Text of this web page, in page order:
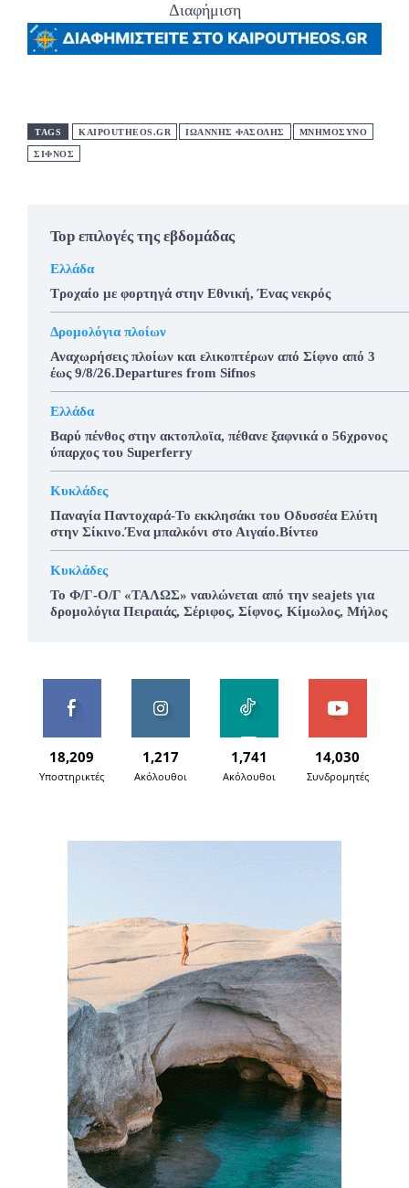
Διαφήμιση
TAGS KAIPOUTHEOS.GR ΙΩΑΝΝΗΣ ΦΑΣΟΛΗΣ ΜΝΗΜΟΣΥΝΟ
ΣΙΦΝΟΣ
Top επιλογές της εβδομάδας
Ελλάδα
Τροχαίο με φορτηγά στην Εθνική, Ένας νεκρός
Δρομολόγια πλοίων
Αναχωρήσεις πλοίων και ελικοπτέρων από Σίφνο από 3
έως 9/8/26.Departures from Sifnos
Ελλάδα
Βαρύ πένθος στην ακτοπλοϊα, πέθανε ξαφνικά ο 56χρονος
ύπαρχος του Superferry
Κυκλάδες
Παναγία Παντοχαρά-Το εκκλησάκι του Οδυσσέα Ελύτη
στην Σίκινο.Ένα μπαλκόνι στο Αιγαίο.Βίντεο
Κυκλάδες
To Φ/Γ-Ο/Γ «ΤΑΛΩΣ» ναυλώνεται από την seajets για
δρομολόγια Πειραιάς, Σέριφος, Σίφνος, Κίμωλος, Μήλος
18,209
Υποστηρικτές
1,217
Ακόλουθοι
1,741
Ακόλουθοι
14,030
Συνδρομητές